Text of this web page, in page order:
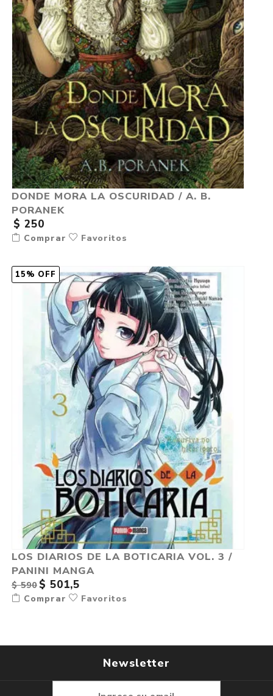
DONDE MORA LA OSCURIDAD / A. B.
PORANEK
$ 250
Comprar Favoritos
15% OFF
LOS DIARIOS DE LA BOTICARIA VOL. 3 /
PANINI MANGA
$ 590 $ 501,5
Comprar Favoritos
Newsletter